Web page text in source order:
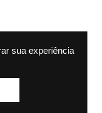
sua experiência
comprovada
uma vez que